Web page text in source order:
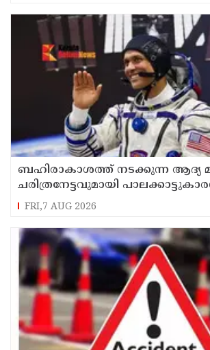
ബഹിരാകാശത്ത് നടക്കുന്ന ആദ്യ
ചരിത്രനേട്ടവുമായി
മേനോൻ
FRI,7 AUG 2026